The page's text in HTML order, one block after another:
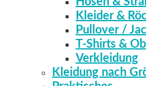
Kleider &
Pullover /
T-Shirts &
Verkleidung
Kleidung nach